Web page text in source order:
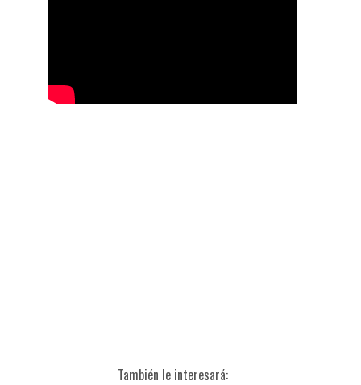
También le interesará: